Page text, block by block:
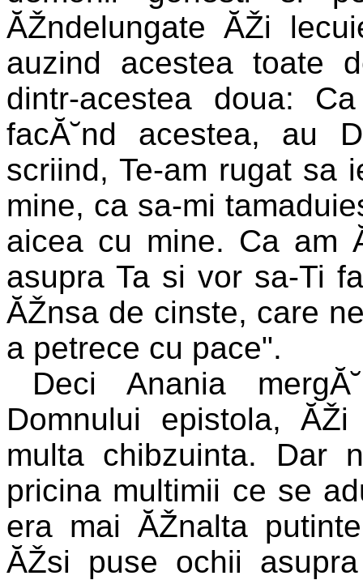
ĂŽndelungate ĂŽi
auzind acestea toate
dintr-acestea doua:
facĂ˘nd acestea, au
scriind, Te-am rugat sa
mine, ca sa-mi
aicea cu mine. Ca am
asupra Ta si vor sa-Ti
ĂŽnsa de cinste, care
a petrece cu pace".
Deci Anania
Domnului epistola,
multa chibzuinta. Dar
pricina multimii ce se
era mai ĂŽnalta
ĂŽsi puse ochii